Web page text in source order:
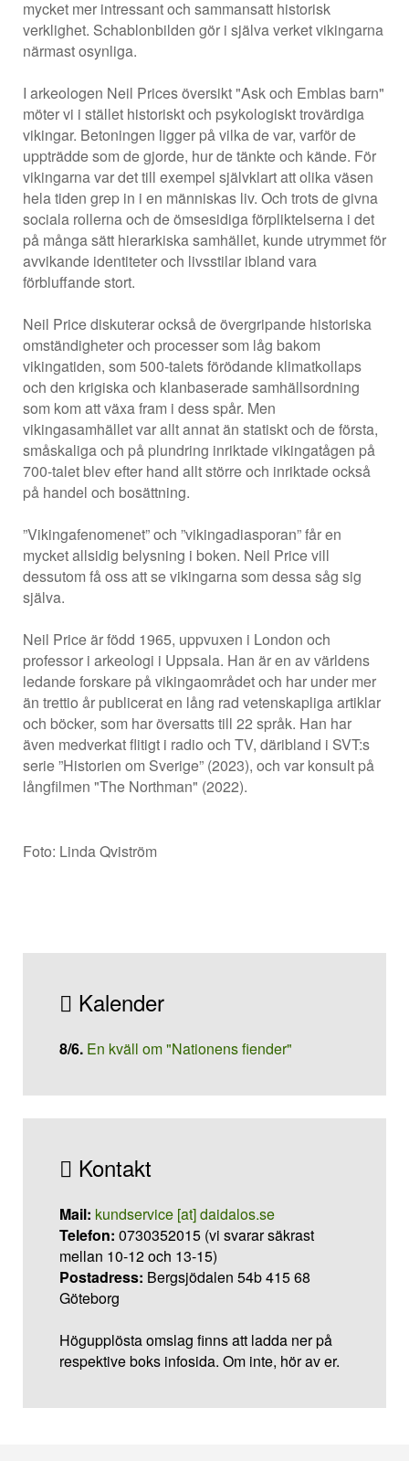
mycket mer intressant och sammansatt historisk
verklighet. Schablonbilden gör i själva verket vikingarna
närmast osynliga.
I arkeologen Neil Prices översikt "Ask och Emblas barn"
möter vi i stället historiskt och psykologiskt trovärdiga
vikingar. Betoningen ligger på vilka de var, varför de
uppträdde som de gjorde, hur de tänkte och kände. För
vikingarna var det till exempel självklart att olika väsen
hela tiden grep in i en människas liv. Och trots de givna
sociala rollerna och de ömse­sidiga förpliktelserna i det
på många sätt hierarkiska samhället, kunde utrymmet för
avvikande identiteter och livsstilar ibland vara
förbluffande stort.
Neil Price diskuterar också de övergripande historiska
omständigheter och processer som låg bakom
vikingatiden, som 500-talets förödande klimatkollaps
och den krigiska och klan­baserade samhällsordning
som kom att växa fram i dess spår. Men
vikingasamhället var allt annat än statiskt och de första,
småskaliga och på plundring inriktade vikingatågen på
700-talet blev efter hand allt större och inriktade också
på handel och bosättning.
”Vikingafenomenet” och ”vikingadiasporan” får en
mycket allsidig belysning i boken. Neil Price vill
dessutom få oss att se vikingarna som dessa såg sig
själva.
Neil Price är född 1965, uppvuxen i London och
professor i arkeologi i Uppsala. Han är en av världens
ledande forskare på vikingaområdet och har under mer
än trettio år publicerat en lång rad vetenskapliga artiklar
och böcker, som har översatts till 22 språk. Han har
även medverkat flitigt i radio och TV, däribland i SVT:s
serie ”Historien om Sverige” (2023), och var konsult på
långfilmen "The Northman" (2022).
Foto: Linda Qviström
Kalender
8/6. En kväll om "Nationens fiender"
Kontakt
Mail: kundservice [at] daidalos.se
Telefon: 0730352015 (vi svarar säkrast
mellan 10-12 och 13-15)
Postadress: Bergsjödalen 54b 415 68
Göteborg
Högupplösta omslag finns att ladda ner på
respektive boks infosida. Om inte, hör av er.